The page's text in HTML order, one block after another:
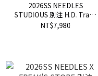
2026SS NEEDLES
STUDIOUS 別注 H.D. Track
Pants 聯名 蝴蝶 長褲 現貨
NT$7,980